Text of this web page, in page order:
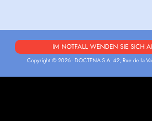
IM NOTFALL WENDEN SIE SICH
Copyright © 2026 - DOCTENA S.A. 42, Rue de la